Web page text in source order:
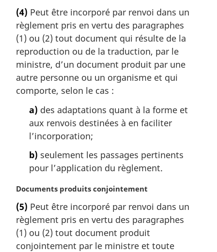
t
e
m
a
g
i
n
(4) Peut être incorporé par renvoi dans un
règlement pris en vertu des paragraphes
(1) ou (2) tout document qui résulte de la
reproduction ou de la traduction, par le
ministre, d’un document produit par une
autre personne ou un organisme et qui
comporte, selon le cas :
a) des adaptations quant à la forme et
aux renvois destinées à en faciliter
l’incorporation;
b) seulement les passages pertinents
pour l’application du règlement.
N
t
e
m
a
Documents produits conjointement
(5) Peut être incorporé par renvoi dans un
règlement pris en vertu des paragraphes
(1) ou (2) tout document produit
conjointement par le ministre et toute